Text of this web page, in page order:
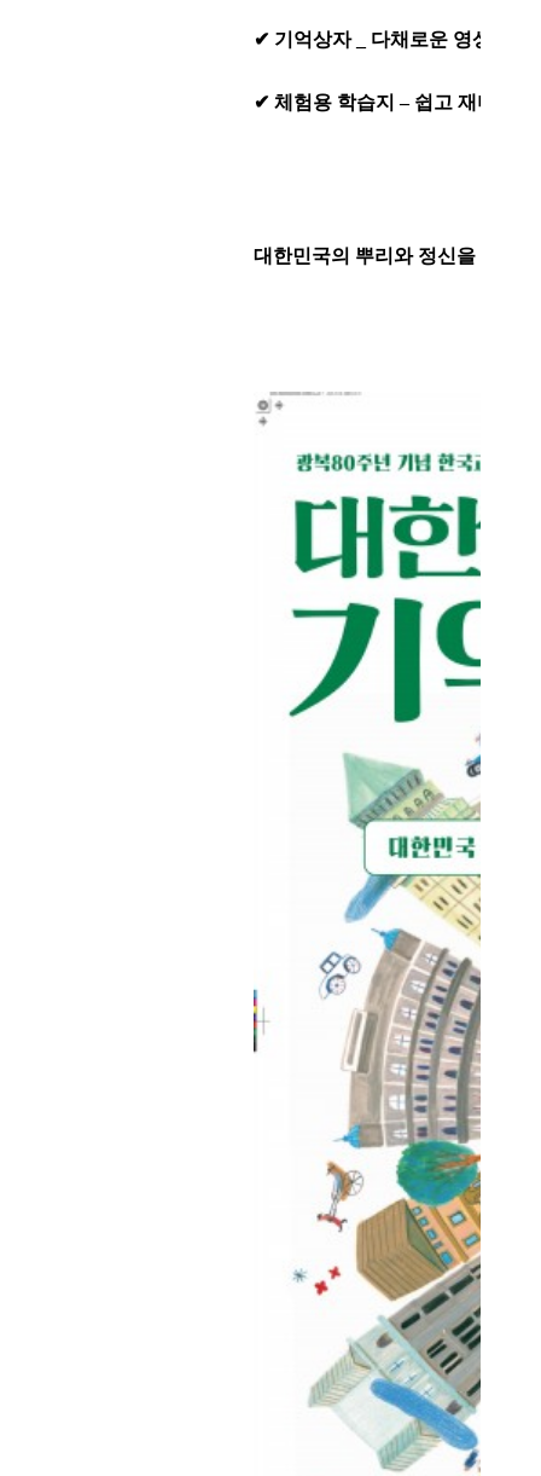
✔ 기억상자 _ 다채로운 영상과 유
✔ 체험용 학습지 – 쉽고 재미있
대한민국의 뿌리와 정신을 되새